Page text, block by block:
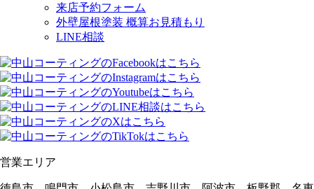
来店予約フォーム
外壁屋根塗装 概算お見積もり
LINE相談
営業エリア